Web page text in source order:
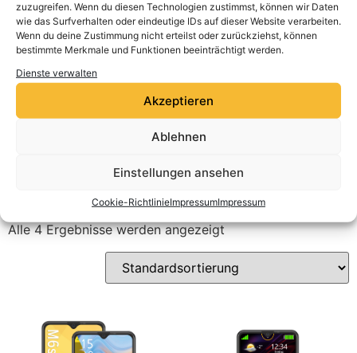
zuzugreifen. Wenn du diesen Technologien zustimmst, können wir Daten
wie das Surfverhalten oder eindeutige IDs auf dieser Website verarbeiten.
Wenn du deine Zustimmung nicht erteilst oder zurückziehst, können
bestimmte Merkmale und Funktionen beeinträchtigt werden.
Dienste verwalten
Akzeptieren
Ablehnen
Einstellungen ansehen
Cookie-RichtlinieImpressumImpressum
SOS Notruffunktion (4)
SOS Standorterkennung (2)
SOS-Sicherheitszone (GPS) (2)
Status LED (4)
WhatsApp
WhatsApp vorinstalliert (2)
Alle 4 Ergebnisse werden angezeigt